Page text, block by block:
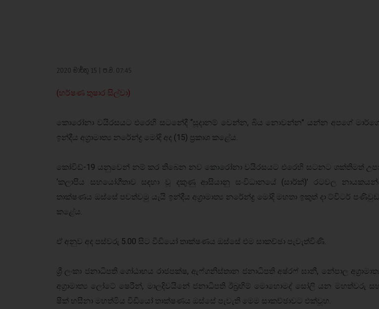
2020 මාර්තු 15 | ප.ව. 07:45
(හර්ෂණ තුෂාර සිල්වා)
කොරෝනා වයිරසයට එරෙහි සටනේදී ‘‘සූදානම් වෙන්න, බිය නොවන්න’’ යන්න අපගේ
ඉන්දීය අග්‍රාමාත්‍ය නරේන්ද්‍ර මෝදි අද (15) ප්‍රකාශ කළේය.
කෝවිඩ්-19 යනුවෙන් නම් කර තිබෙන නව කොරෝනා වයිරසයට එරෙහි සටනට ශක්තිමත්
‘කලාපීය සහයෝගීතාව සඳහා වූ දකුණු ආසියානු සංවිධානයේ (සාර්ක්)’ රටවල
තාක්ෂණය ඔස්සේ පවත්වමු යැයි ඉන්දීය අග්‍රාමාත්‍ය නරේන්ද්‍ර මෝදි මහතා ඉකුත් දා ට්විටර්
කළේය.
ඒ අනුව අද පස්වරු 5.00 සිට වීඩියෝ තාක්ෂණය ඔස්සේ එම සාකච්ඡා පැවැත්විණි.
ශ්‍රී ලංකා ජනාධිපති ගෝඨාභය රාජපක්ෂ, ඇෆ්ගනිස්තාන ජනාධිපති අෂ්රෆ් ඝානී, නේපාල
අග්‍රාමාත්‍ය ලෝටේ ෂෙරීන්, මාලදිවයිනේ ජනාධිපති ඊබ්‍රහිම් මොහොමද් සෝලි යන මහත්වරු සහ
ෂීක් හසීනා මහත්මිය විඩියෝ තාක්ෂණය ඔස්සේ පැවැති මෙම සාකච්ඡාවට එක්වූහ.